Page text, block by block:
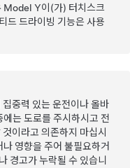
Model Y이(가) 터치스크
드 드라이빙 기능은 사용
중력 있는 운전이나 올바
는 도로를 주시하시고 전
이라고 의존하지 마십시
영향을 주어 불필요하거
경고가 누락될 수 있습니